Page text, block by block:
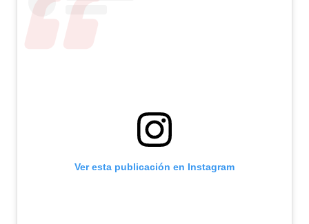
Ver esta publicación en Instagram